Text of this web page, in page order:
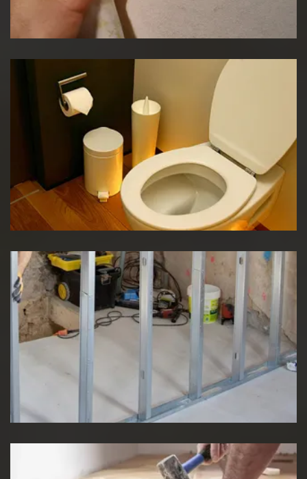
Pose de papier peint
Réparation WC
Pose de cloison